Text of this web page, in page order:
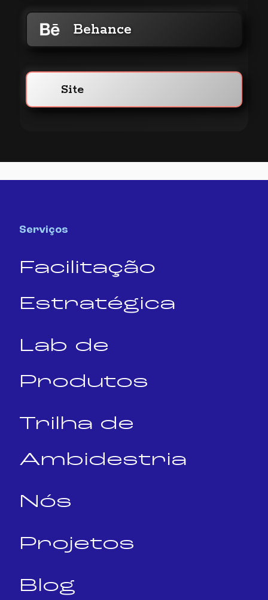
Behance
Site
Serviços
Facilitação
Estratégica
Lab de
Produtos
Trilha de
Ambidestria
Nós
Projetos
Blog